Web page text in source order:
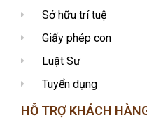
Sở hữu trí tuệ
Giấy phép con
Luật Sư
Tuyển dụng
HỖ TRỢ KHÁCH